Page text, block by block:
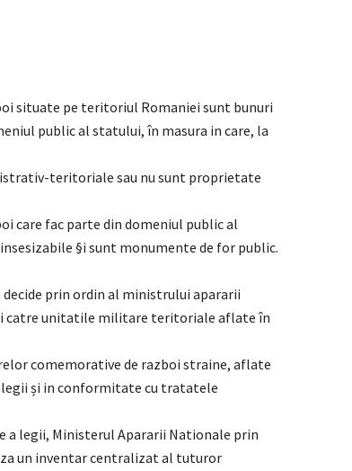
situate pe teritoriul Romaniei sunt bunuri
public al statului, în masura in care, la
teritoriale sau nu sunt proprietate
care fac parte din domeniul public al
§i sunt monumente de for public.
prin ordin al ministrului apararii
catre unitatile militare teritoriale aflate în
comemorative de razboi straine, aflate
și in conformitate cu tratatele
a legii, Ministerul Apararii Nationale prin
un inventar centralizat al tuturor